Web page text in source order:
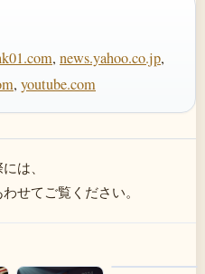
, news.yahoo.co.jp,
, youtube.com
は、
わせてご覧ください。